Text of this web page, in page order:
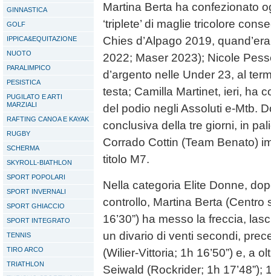
GINNASTICA
GOLF
IPPICA&EQUITAZIONE
NUOTO
PARALIMPICO
PESISTICA
PUGILATO E ARTI
MARZIALI
RAFTING CANOA E KAYAK
RUGBY
SCHERMA
SKYROLL-BIATHLON
SPORT POPOLARI
SPORT INVERNALI
SPORT GHIACCIO
SPORT INTEGRATO
TENNIS
TIRO ARCO
TRIATHLON
Martina Berta ha confezionato
‘triplete’ di maglie tricolore
Chies d’Alpago 2019,
2022; Maser 2023); Nicole
d’argento nelle Under 23, al
testa; Camilla Martinet, ieri, ha
del podio negli Assoluti e-Mtb.
conclusiva della tre giorni, in
Corrado Cottin (Team Benato)
titolo M7.
Nella categoria Elite Donne,
controllo, Martina Berta (Centro
16’30”) ha messo la freccia,
un divario di venti secondi,
(Wilier-Vittoria; 1h 16’50”) e, a
Seiwald (Rockrider; 1h 17’48”);